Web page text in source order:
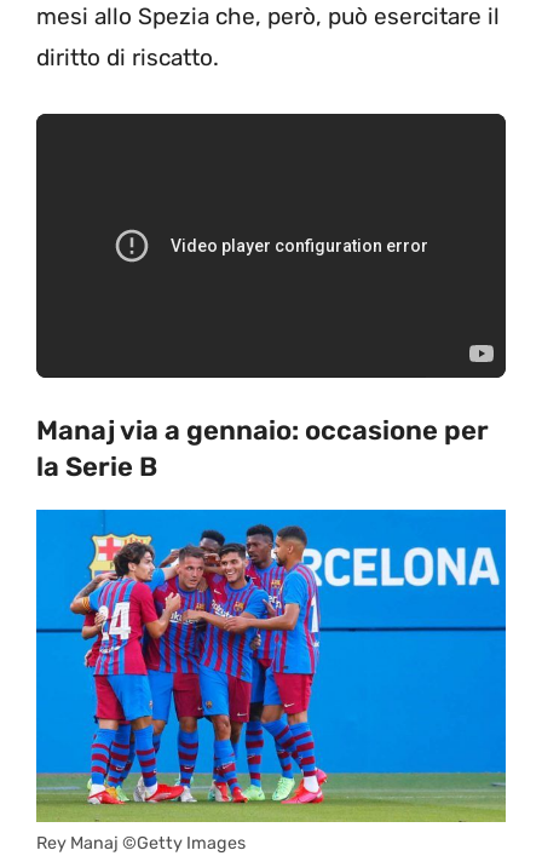
mesi allo Spezia che, però, può esercitare il
diritto di riscatto.
Manaj via a gennaio: occasione per
la Serie B
Rey Manaj ©Getty Images